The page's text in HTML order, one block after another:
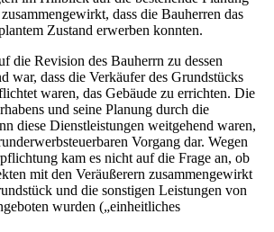
dass die Bauherren das
Zustand erwerben konnten.
die Revision des Bauherrn zu dessen
war, dass die Verkäufer des Grundstücks
waren, das Gebäude zu errichten. Die
und seine Planung durch die
diese Dienstleistungen weitgehend waren,
Vorgang dar. Wegen
kam es nicht auf die Frage an, ob
mit den Veräußerern zusammengewirkt
und die sonstigen Leistungen von
wurden („einheitliches